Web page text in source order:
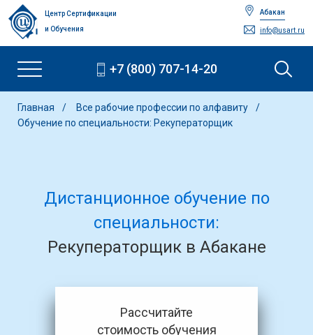
Центр Сертификации
и Обучения
Абакан
info@usart.ru
+7 (800) 707-14-20
Главная
Все рабочие профессии по алфавиту
Обучение по специальности: Рекуператорщик
Дистанционное обучение по
специальности:
Рекуператорщик в Абакане
Рассчитайте
стоимость обучения